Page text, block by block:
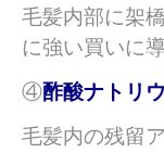
毛髪内部に架
に強い買いに
④酢酸ナトリ
毛髪内の残留